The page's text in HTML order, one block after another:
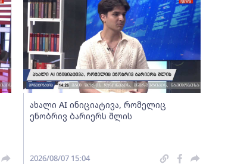
ახალი AI ინიციატივა, რომელიც
ენობრივ ბარიერს შლის
2026/08/07 15:04